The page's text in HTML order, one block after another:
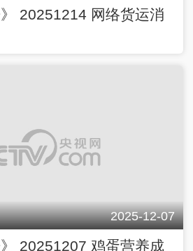
》 20251214 网络货运消
2025-12-07
》 20251207 鸡蛋营养成